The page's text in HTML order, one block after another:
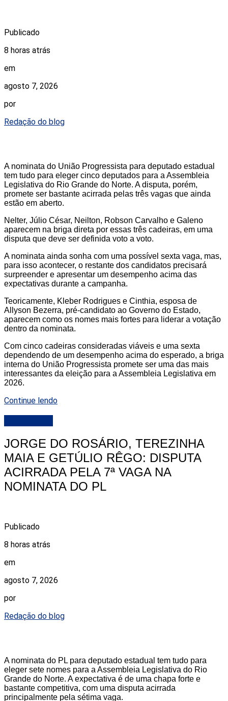
Publicado
8 horas atrás
em
agosto 7, 2026
por
Redação do blog
A nominata do União Progressista para deputado estadual
tem tudo para eleger cinco deputados para a Assembleia
Legislativa do Rio Grande do Norte. A disputa, porém,
promete ser bastante acirrada pelas três vagas que ainda
estão em aberto.
Nelter, Júlio César, Neilton, Robson Carvalho e Galeno
aparecem na briga direta por essas três cadeiras, em uma
disputa que deve ser definida voto a voto.
A nominata ainda sonha com uma possível sexta vaga, mas,
para isso acontecer, o restante dos candidatos precisará
surpreender e apresentar um desempenho acima das
expectativas durante a campanha.
Teoricamente, Kleber Rodrigues e Cinthia, esposa de
Allyson Bezerra, pré-candidato ao Governo do Estado,
aparecem como os nomes mais fortes para liderar a votação
dentro da nominata.
Com cinco cadeiras consideradas viáveis e uma sexta
dependendo de um desempenho acima do esperado, a briga
interna do União Progressista promete ser uma das mais
interessantes da eleição para a Assembleia Legislativa em
2026.
Continue lendo
JORGE DO ROSÁRIO, TEREZINHA
MAIA E GETÚLIO RÊGO: DISPUTA
ACIRRADA PELA 7ª VAGA NA
NOMINATA DO PL
Publicado
8 horas atrás
em
agosto 7, 2026
por
Redação do blog
A nominata do PL para deputado estadual tem tudo para
eleger sete nomes para a Assembleia Legislativa do Rio
Grande do Norte. A expectativa é de uma chapa forte e
bastante competitiva, com uma disputa acirrada
principalmente pela sétima vaga.